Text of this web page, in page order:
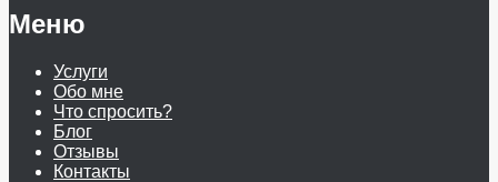
Меню
Услуги
Обо мне
Что спросить?
Блог
Отзывы
Контакты